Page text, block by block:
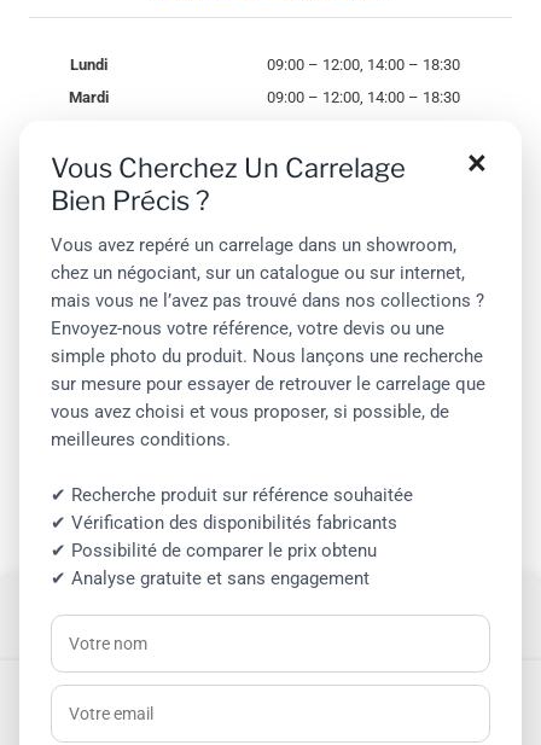
que les cookies pour stocker et/ou accéder aux informations des appareils.
Lundi
09:00 – 12:00, 14:00 – 18:30
Mardi
09:00 – 12:00, 14:00 – 18:30
Jeudi
09:00 – 12:00, 14:00 – 18:30
Vendredi
marketing et activer ce contenu
×
Vous Cherchez Un Carrelage
Bien Précis ?
Vous avez repéré un carrelage dans un showroom,
chez un négociant, sur un catalogue ou sur internet,
mais vous ne l’avez pas trouvé dans nos collections ?
Envoyez-nous votre référence, votre devis ou une
simple photo du produit. Nous lançons une recherche
sur mesure pour essayer de retrouver le carrelage que
vous avez choisi et vous proposer, si possible, de
meilleures conditions.
✔ Recherche produit sur référence souhaitée
✔ Vérification des disponibilités fabricants
✔ Possibilité de comparer le prix obtenu
✔ Analyse gratuite et sans engagement